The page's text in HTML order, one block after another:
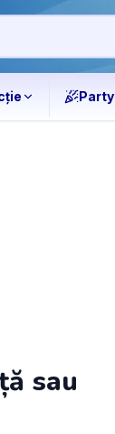
Party
sau